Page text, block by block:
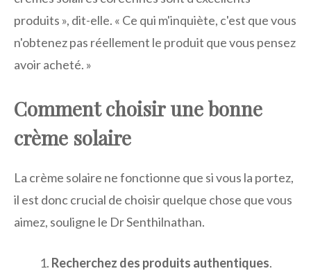
produits », dit-elle. « Ce qui m'inquiète, c'est que vous
n'obtenez pas réellement le produit que vous pensez
avoir acheté. »
Comment choisir une bonne
crème solaire
La crème solaire ne fonctionne que si vous la portez,
il est donc crucial de choisir quelque chose que vous
aimez, souligne le Dr Senthilnathan.
Recherchez des produits authentiques.